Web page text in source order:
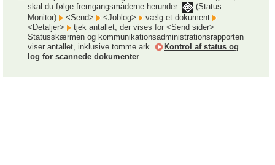
skal du følge fremgangsmåderne herunder:
(Status
Monitor)
<Send> <Joblog>
vælg et dokument
<Detaljer>
tjek antallet, der vises for <Send sider>
Statusskærmen og kommunikationsadministrationsrapporten
viser antallet, inklusive tomme ark.
Kontrol af status og
log for scannede dokumenter